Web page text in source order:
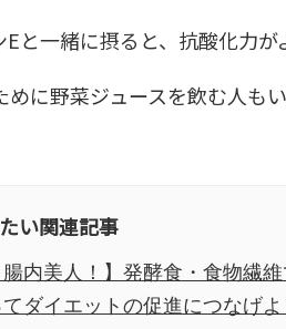
と一緒に摂ると、抗酸化力が
めに野菜ジュースを飲む人も
い関連記事
腸内美人！】発酵食・食物繊
ダイエットの促進につなげ